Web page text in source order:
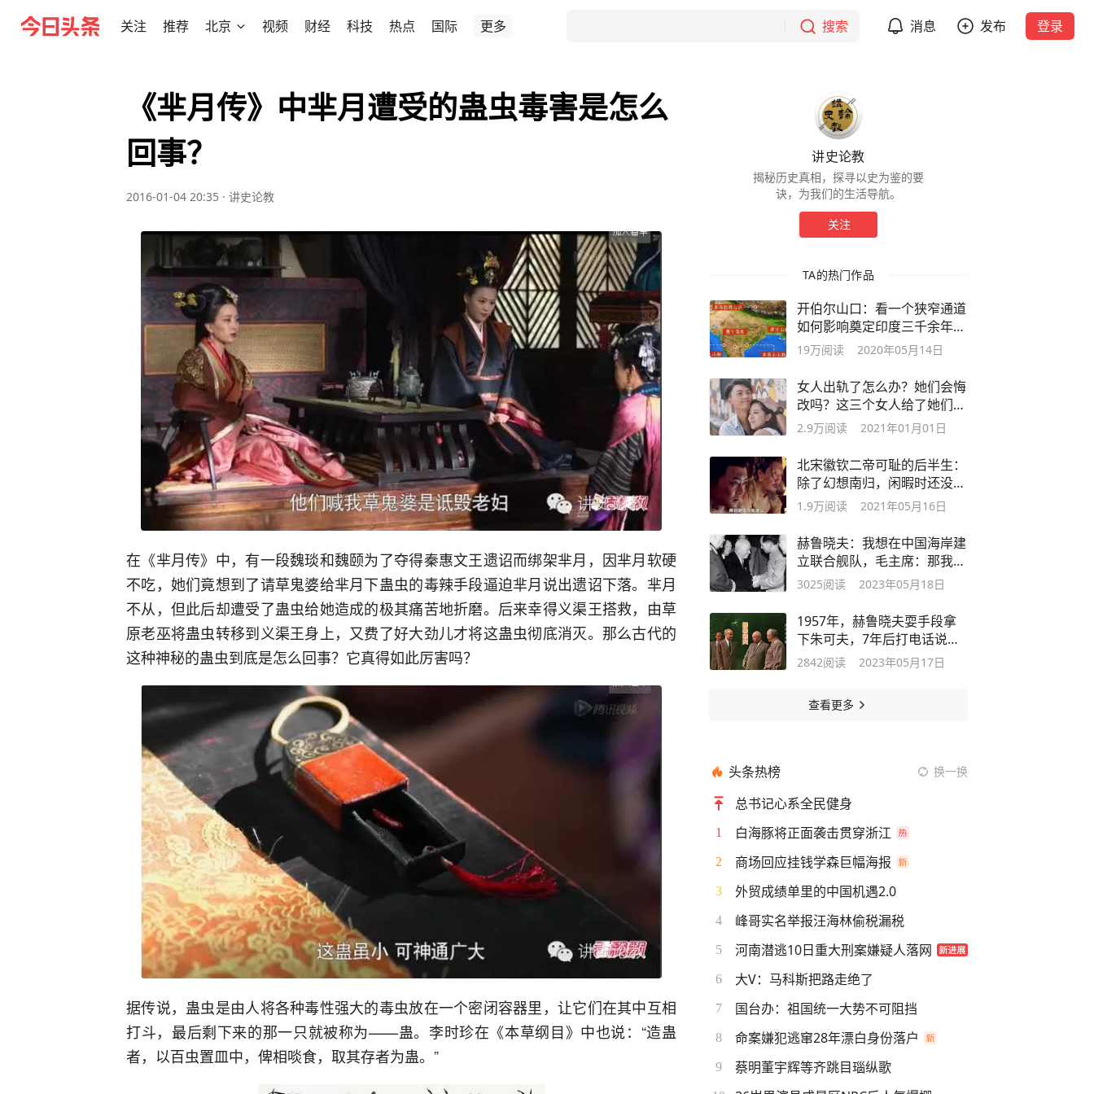
关注 推荐 北京 视频 财经 科技 热点 国际 更多 搜索 消息 发布 登录
《芈月传》中芈月遭受的蛊虫毒害是怎么
回事？
2016-01-04 20:35 · 讲史论教
在《芈月传》中，有一段魏琰和魏颐为了夺得秦惠文王遗诏而绑架芈月，因芈月软硬
不吃，她们竟想到了请草鬼婆给芈月下蛊虫的毒辣手段逼迫芈月说出遗诏下落。芈月
不从，但此后却遭受了蛊虫给她造成的极其痛苦地折磨。后来幸得义渠王搭救，由草
原老巫将蛊虫转移到义渠王身上，又费了好大劲儿才将这蛊虫彻底消灭。那么古代的
这种神秘的蛊虫到底是怎么回事？它真得如此厉害吗？
据传说，蛊虫是由人将各种毒性强大的毒虫放在一个密闭容器里，让它们在其中互相
打斗，最后剩下来的那一只就被称为——蛊。李时珍在《本草纲目》中也说：“造蛊
者，以百虫置皿中，俾相啖食，取其存者为蛊。”
讲史论教
揭秘历史真相，探寻以史为鉴的要
诀，为我们的生活导航。
关注
TA的热门作品
开伯尔山口：看一个狭窄通道
如何影响奠定印度三千余年历
史
19万阅读 2020年05月14日
女人出轨了怎么办？她们会悔
改吗？这三个女人给了她们的
答案
2.9万阅读 2021年01月01日
北宋徽钦二帝可耻的后半生：
除了幻想南归，闲暇时还没少
生儿育女
1.9万阅读 2021年05月16日
赫鲁晓夫：我想在中国海岸建
立联合舰队，毛主席：那我上
山打游击
3025阅读 2023年05月18日
1957年，赫鲁晓夫耍手段拿
下朱可夫，7年后打电话说：
你被诬告了
2842阅读 2023年05月17日
查看更多
头条热榜 换一换
总书记心系全民健身
1 白海豚将正面袭击贯穿浙江
2 商场回应挂钱学森巨幅海报
3 外贸成绩单里的中国机遇2.0
4 峰哥实名举报汪海林偷税漏税
5 河南潜逃10日重大刑案嫌疑人落网
6 大V：马科斯把路走绝了
7 国台办：祖国统一大势不可阻挡
8 命案嫌犯逃窜28年漂白身份落户
9 蔡明董宇辉等齐跳目瑙纵歌